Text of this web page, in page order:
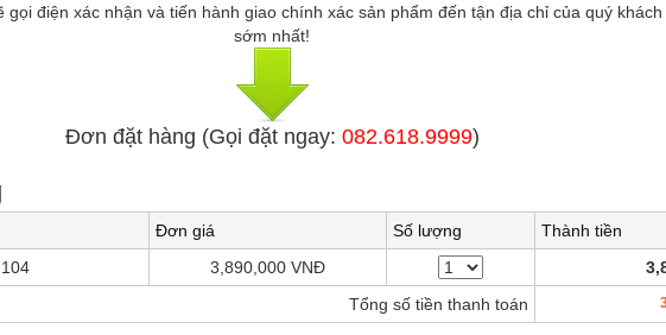
gọi điện xác nhận và tiến hành giao chính xác sản phẩm đến tận địa chỉ của quý
sớm nhất!
Đơn đặt hàng (Gọi đặt ngay: 082.618.9999)
Đơn giá Số lượng Thành tiền
3,890,000 VNĐ
Tổng số tiền thanh toán